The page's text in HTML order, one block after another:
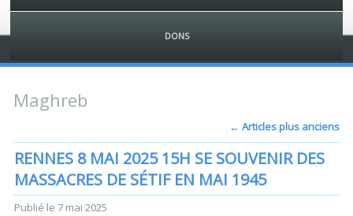
DONS
Maghreb
← Articles plus anciens
RENNES 8 MAI 2025 15H SE SOUVENIR DES
MASSACRES DE SÉTIF EN MAI 1945
Publié le 7 mai 2025